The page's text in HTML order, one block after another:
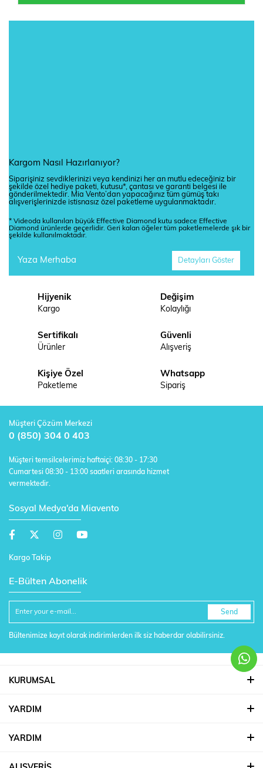
Kargom Nasıl Hazırlanıyor?
Siparişiniz sevdiklerinizi veya kendinizi her an mutlu edeceğiniz bir
şekilde özel hediye paketi, kutusu*, çantası ve garanti belgesi ile
gönderilmektedir. Mia Vento’dan yapacağınız tüm gümüş takı
alışverişlerinizde istisnasız özel paketleme uygulanmaktadır.
* Videoda kullanılan büyük Effective Diamond kutu sadece Effective
Diamond ürünlerde geçerlidir. Geri kalan öğeler tüm paketlemelerde şık bir
şekilde kullanılmaktadır.
Yaza Merhaba Detayları Göster
Hijyenik
Kargo
Değişim
Kolaylığı
Sertifikalı
Ürünler
Güvenli
Alışveriş
Kişiye Özel
Paketleme
Whatsapp
Sipariş
Müşteri Çözüm Merkezi
0 (850) 304 0 403
Müşteri temsilcelerimiz haftaiçi: 08:30 - 17:30
Cumartesi 08:30 - 13:00 saatleri arasında hizmet
vermektedir.
Sosyal Medya'da Miavento
Kargo Takip
E-Bülten Abonelik
Send
Bültenimize kayıt olarak indirimlerden ilk siz haberdar olabilirsiniz.
KURUMSAL
YARDIM
YARDIM